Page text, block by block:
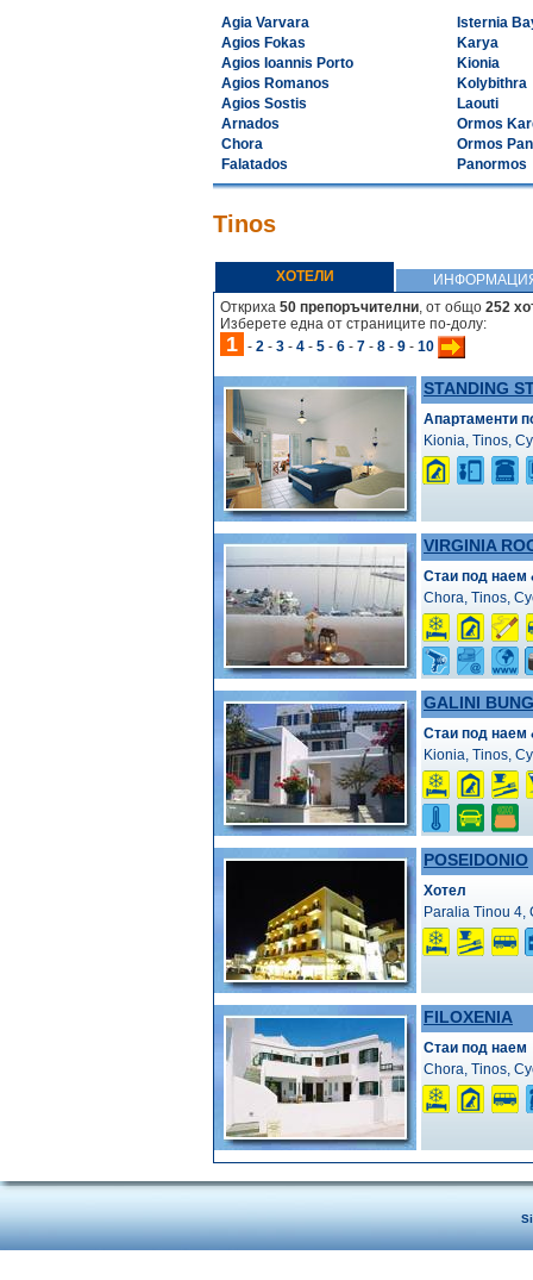
Agia Varvara
Agios Fokas
Agios Ioannis Porto
Agios Romanos
Agios Sostis
Arnados
Chora
Falatados
Isternia
Karya
Kionia
Kolybithra
Laouti
Ormos
Ormos
Panormos
Tinos
ХОТЕЛИ
Откриха 50 препоръчителни, от общо 252
Изберете една от страниците по-долу:
1 - 2 - 3 - 4 - 5 - 6 - 7 - 8 - 9 - 10
STANDING
Апартаменти
Kionia, Tinos,
VIRGINIA
Стаи под наем
Chora, Tinos,
GALINI
Стаи под наем
Kionia, Tinos,
POSEIDONIO
Хотел
Paralia Tinou 4,
FILOXENIA
Стаи под наем
Chora, Tinos,